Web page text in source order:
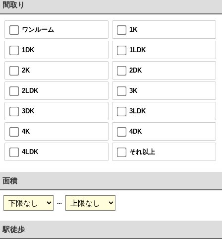
間取り
ワンルーム 1K
1DK 1LDK
2K 2DK
2LDK 3K
3DK 3LDK
4K 4DK
4LDK それ以上
面積
～
駅徒歩